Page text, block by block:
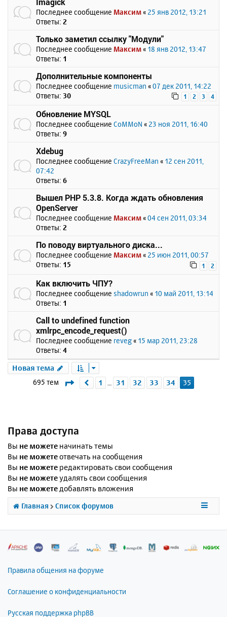
Последнее сообщение Максим « 25 янв 2012, 13:21
Ответы: 2
Только заметил ссылку "Модули"
Последнее сообщение Максим « 18 янв 2012, 13:47
Ответы: 1
Дополнительные компоненты
Последнее сообщение musicman «07 дек 2011, 14:22
Ответы: 30 1 2 3 4
Обновление MYSQL
Последнее сообщение CoMMoN « 23 ноя 2011, 16:40
Ответы: 9
Xdebug
Последнее сообщение CrazyFreeMan « 12 сен 2011,
07:42
Ответы: 6
Вышел PHP 5.3.8. Когда ждать обновления
OpenServer
Последнее сообщение Максим «04 сен 2011, 03:34
Ответы: 2
По поводу виртуального диска...
Последнее сообщение Максим « 25 июн 2011, 00:57
Ответы: 15 1 2
Как включить ЧПУ?
Последнее сообщение shadowrun « 10 май 2011, 13:14
Ответы: 1
Call to undefined function
xmlrpc_encode_request()
Последнее сообщение reveg « 15 мар 2011, 23:28
Ответы: 4
Новая тема
695 тем Страница 35из 35
Пред.
1 … 31 32 33 34 35
Права доступа
Вы не можете начинать темы
Вы не можетеотвечать на сообщения
Вы не можете редактировать свои сообщения
Вы не можетеудалять свои сообщения
Вы не можете добавлять вложения
Главная Список форумов
Правила общения на форуме
Соглашение о конфиденциальности
Русская поддержка phpBB